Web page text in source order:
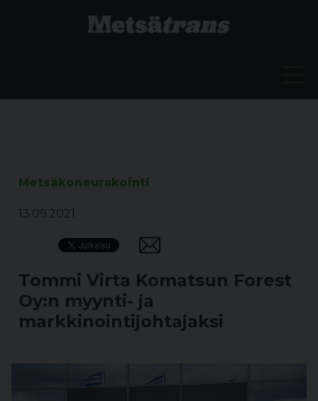
Metsäkoneurakointi
13.09.2021
Tommi Virta Komatsun Forest
Oy:n myynti- ja
markkinointijohtajaksi